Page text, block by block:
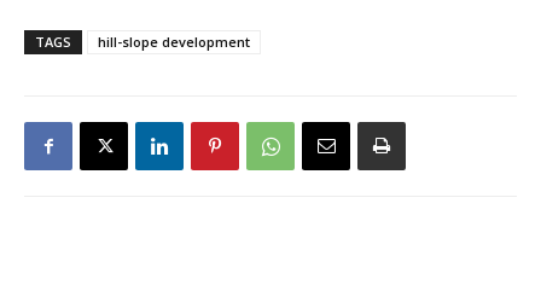
TAGS hill-slope development